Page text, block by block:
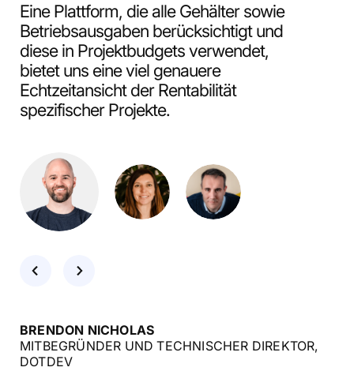
Eine Plattform, die alle Gehälter sowie
Betriebsausgaben berücksichtigt und
diese in Projektbudgets verwendet,
bietet uns eine viel genauere
Echtzeitansicht der Rentabilität
spezifischer Projekte.
BRENDON NICHOLAS
MITBEGRÜNDER UND TECHNISCHER DIREKTOR,
DOTDEV